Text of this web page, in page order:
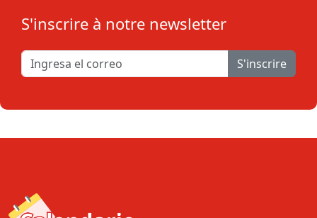
S'inscrire à notre newsletter
S'inscrire